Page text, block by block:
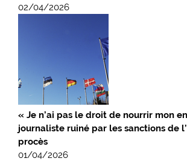
02/04/2026
« Je n’ai pas le droit de nourrir mon
journaliste ruiné par les sanctions de
procès
01/04/2026